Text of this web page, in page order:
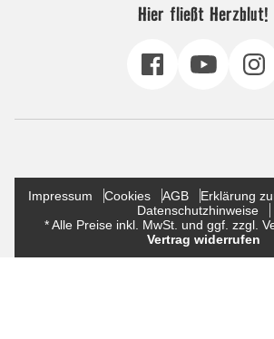
Hier fließt Herzblut!
Impressum Cookies AGB
Erklärung
Datenschutzhinweise
* Alle Preise inkl. MwSt. und ggf. zzgl.
Vertrag widerrufen